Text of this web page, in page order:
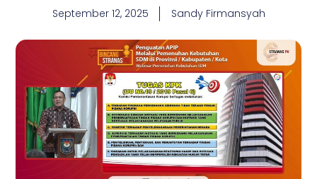
September 12, 2025 Sandy Firmansyah